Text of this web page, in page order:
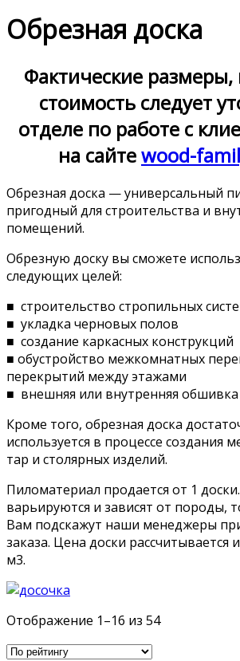
Обрезная доска
Фактические
стоимость следует
отделе по работе с
на сайтеwood-
Обрезная доска — универсальный
пригодный для строительства и
помещений.
Обрезную доску вы сможете
следующих целей:
■ строительство стропильных
■ укладка черновых полов
■ создание каркасных конструкций
■ обустройство межкомнатных
перекрытий между этажами
■ внешняя или внутренняя обшивка
Кроме того, обрезная доска
используется в процессе создания
тар и столярных изделий.
Пиломатериал продается от 1
варьируются и зависят от породы,
Вам подскажут наши менеджеры
заказа. Цена доски рассчитывается
м3.
Отображение 1–16 из 54